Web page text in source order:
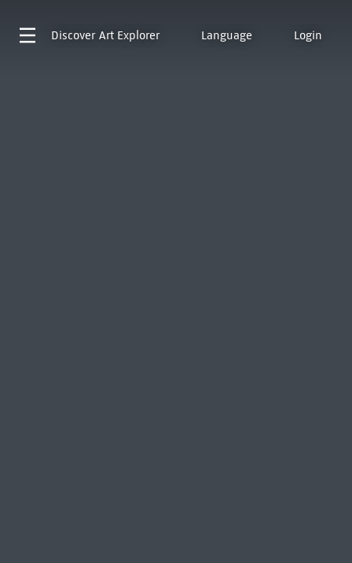
Discover Art Explorer Language Login